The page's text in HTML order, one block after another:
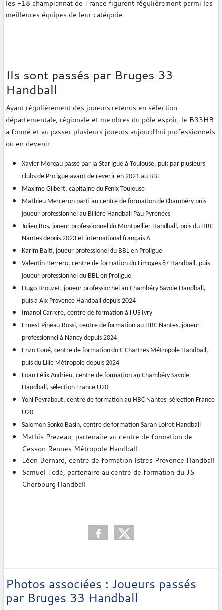
les -18 championnat de France figurent régulièrement parmi les
meilleures équipes de leur catégorie.
Ils sont passés par Bruges 33
Handball
Ayant régulièrement des joueurs retenus en sélection
départementale, régionale et membres du pôle espoir, le B33HB
a formé et vu passer plusieurs joueurs aujourd'hui professionnels
ou en devenir:
Xavier Moreau passé par la Starligue à Toulouse, puis par plusieurs
clubs de Proligue avant de revenir en 2021 au BBL
Maxime Gilbert, capitaine du Fenix Toulouse
Mathieu Merceron parti au centre de formation de Chambéry puis
joueur professionnel au Billère Handball Pau Pyrénées
Julien Bos, joueur professionnel du Montpellier Handball, puis du HBC
Nantes depuis 2023 et international français A
Karim Balti, joueur professionel du BBL en Proligue
Valentin Herrero, centre de formation du Limoges 87 Handball, puis
joueur professionnel du BBL en Proligue
Hugo Brouzet, joueur professionnel au Chambéry Savoie Handball,
puis à Aix Provence Handball depuis 2024
Imanol Carrere, centre de formation à l'US Ivry
Ernest Pineau-Rossi, centre de formation au HBC Nantes, joueur
professionnel à Nancy depuis 2024
Enzo Coué, centre de formation du C'Chartres Métropole Handball,
puis du Lilie Métropole depuis 2024
Loan Félix Andrieu, centre de formation au Chambéry Savoie
Handball, sélection France U20
Yoni Peyrabout, centre de formation au HBC Nantes, sélection France
U20
Salomon Sonko Basin, centre de formation Saran Loiret Handball
Mathis Prezeau, partenaire au centre de formation de
Cesson Rennes Métropole Handball
Léon Bernard, centre de formation Istres Provence Handball
Samuel Todé, partenaire au centre de formation du JS
Cherbourg Handball
Photos associées : Joueurs passés
par Bruges 33 Handball